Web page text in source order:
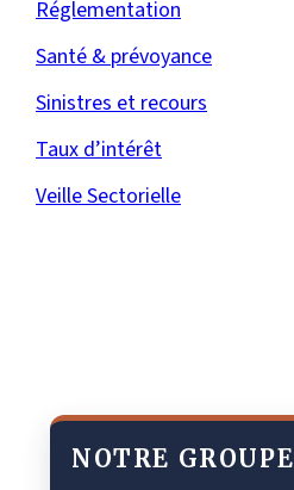
Réglementation
Santé & prévoyance
Sinistres et recours
Taux d’intérêt
Veille Sectorielle
NOTRE GROUPE